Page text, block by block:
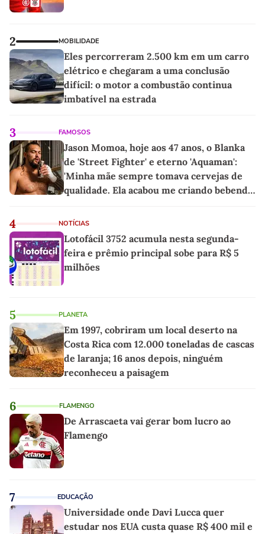
2 MOBILIDADE
Eles percorreram 2.500 km em um carro
elétrico e chegaram a uma conclusão
difícil: o motor a combustão continua
imbatível na estrada
3 FAMOSOS
Jason Momoa, hoje aos 47 anos, o Blanka
de 'Street Fighter' e eterno 'Aquaman':
'Minha mãe sempre tomava cervejas de
qualidade. Ela acabou me criando bebendo
4 NOTÍCIAS
Lotofácil 3752 acumula nesta segunda-
feira e prêmio principal sobe para R$ 5
milhões
5 PLANETA
Em 1997, cobriram um local deserto na
Costa Rica com 12.000 toneladas de cascas
de laranja; 16 anos depois, ninguém
reconheceu a paisagem
6 FLAMENGO
De Arrascaeta vai gerar bom lucro ao
Flamengo
7 EDUCAÇÃO
Universidade onde Davi Lucca quer
estudar nos EUA custa quase R$ 400 mil e